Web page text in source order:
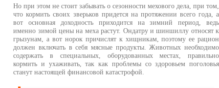
Но при этом не стоит забывать о сезонности мехового дела, при том,
что кормить своих зверьков придется на протяжении всего года, а
вот основная доходность приходится на зимний период, ведь
именно зимой цены на меха растут. Ондатру и шиншиллу относят к
грызунам, а вот норок причислят к хищникам, поэтому ее рацион
должен включать в себя мясные продукты. Животных необходимо
содержать в специальных, оборудованных местах, правильно
кормить и ухаживать, так как проблемы со здоровьем поголовья
станут настоящей финансовой катастрофой.